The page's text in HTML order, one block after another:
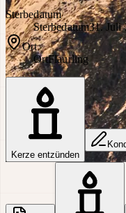
Sterbedatum
Sterbedatum31. Juli
Ort
OrtFlaurling
Kerze entzünden